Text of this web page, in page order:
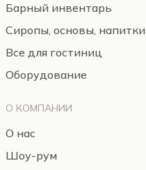
Барный инвентарь
Сиропы, основы, напитки
Все для гостиниц
Оборудование
О КОМПАНИИ
О нас
Шоу-рум